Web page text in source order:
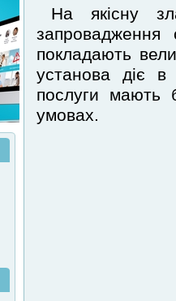
На якісну
запровадження
покладають
установа діє в
послуги мають
умовах.